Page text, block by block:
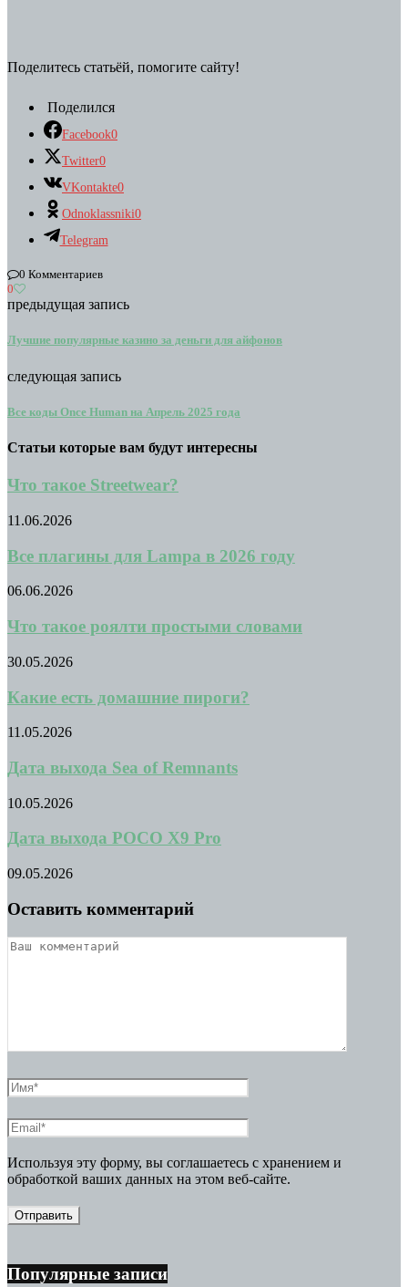
Поделитесь статьёй, помогите сайту!
Поделился
Facebook0
Twitter0
VKontakte0
Odnoklassniki0
Telegram
0 Комментариев
0
предыдущая запись
Лучшие популярные казино за деньги для айфонов
следующая запись
Все коды Once Human на Апрель 2025 года
Статьи которые вам будут интересны
Что такое Streetwear?
11.06.2026
Все плагины для Lampa в 2026 году
06.06.2026
Что такое роялти простыми словами
30.05.2026
Какие есть домашние пироги?
11.05.2026
Дата выхода Sea of Remnants
10.05.2026
Дата выхода POCO X9 Pro
09.05.2026
Оставить комментарий
Используя эту форму, вы соглашаетесь с хранением и
обработкой ваших данных на этом веб-сайте.
Популярные записи